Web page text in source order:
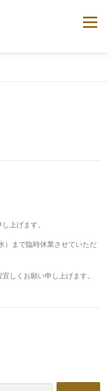
メニュー
ド
上げます。
）まで臨時休業させていただ
しくお願い申し上げます。